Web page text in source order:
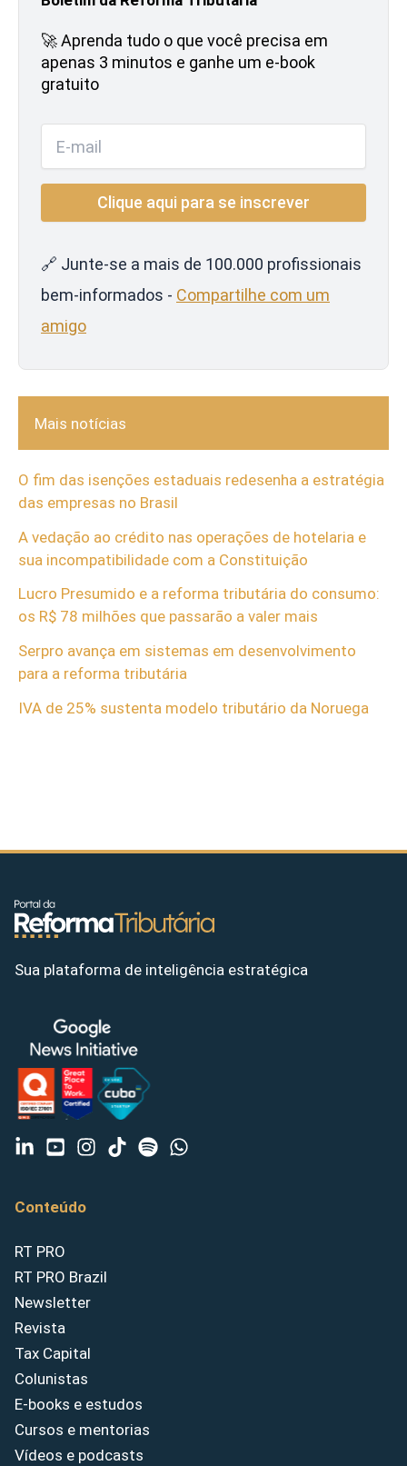
🚀 Aprenda tudo o que você precisa em
apenas 3 minutos e ganhe um e-book
gratuito
🔗 Junte-se a mais de 100.000 profissionais
bem-informados - Compartilhe com um
amigo
Mais notícias
O fim das isenções estaduais redesenha a estratégia
das empresas no Brasil
A vedação ao crédito nas operações de hotelaria e
sua incompatibilidade com a Constituição
Lucro Presumido e a reforma tributária do consumo:
os R$ 78 milhões que passarão a valer mais
Serpro avança em sistemas em desenvolvimento
para a reforma tributária
IVA de 25% sustenta modelo tributário da Noruega
Sua plataforma de inteligência estratégica
Conteúdo
RT PRO
RT PRO Brazil
Newsletter
Revista
Tax Capital
Colunistas
E-books e estudos
Cursos e mentorias
Vídeos e podcasts